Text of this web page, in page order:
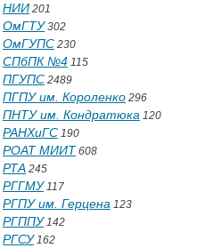
НИИ 201
ОмГТУ302
ОмГУПС 230
СПбПК №4 115
ПГУПС 2489
ПГПУ им. Короленко 296
ПНТУ им. Кондратюка 120
РАНХиГС 190
РОАТ МИИТ 608
РТА 245
РГГМУ117
РГПУ им. Герцена 123
РГППУ142
РГСУ162